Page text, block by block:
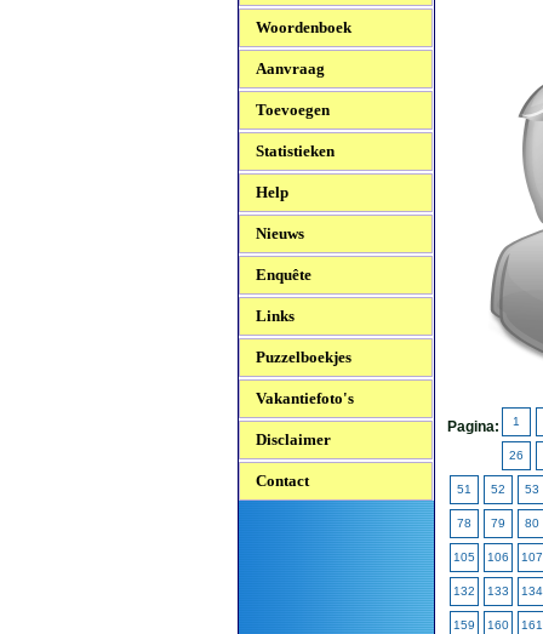
Woordenboek
Aanvraag
Toevoegen
Statistieken
Help
Nieuws
Enquête
Links
Puzzelboekjes
Vakantiefoto's
Disclaimer
Contact
Pagina: 1
26
51 52 53
78 79 80
105 106 107
132 133 134
159 160 161